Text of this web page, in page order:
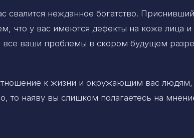
свалится нежданное богатство.
что у вас имеются дефекты на коже лица и
все ваши проблемы в скором будущем
к жизни и окружающим вас людям,
то наяву вы слишком полагаетесь на